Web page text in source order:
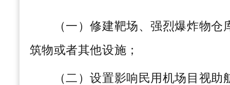
（一）修建靶场、强烈爆炸物仓
筑物或者其他设施；
（二）设置影响民用机场目视助